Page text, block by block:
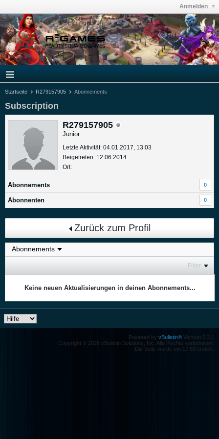
Anmelden
Startseite R279157905 Abonnements
Subscription
R279157905
Junior
Letzte Aktivität: 04.01.2017, 13:03
Beigetreten: 12.06.2014
Ort:
Abonnements 0
Abonnenten 0
Zurück zum Profil
Filter
Keine neuen Aktualisierungen in deinen Abonnements...
Powered by vBulletin® Version 5.3.1
Copyright © 2026 vBulletin Solutions, Inc. Alle Rechte vorbehalten.
Die Seite wurde um 17:53 erstellt.